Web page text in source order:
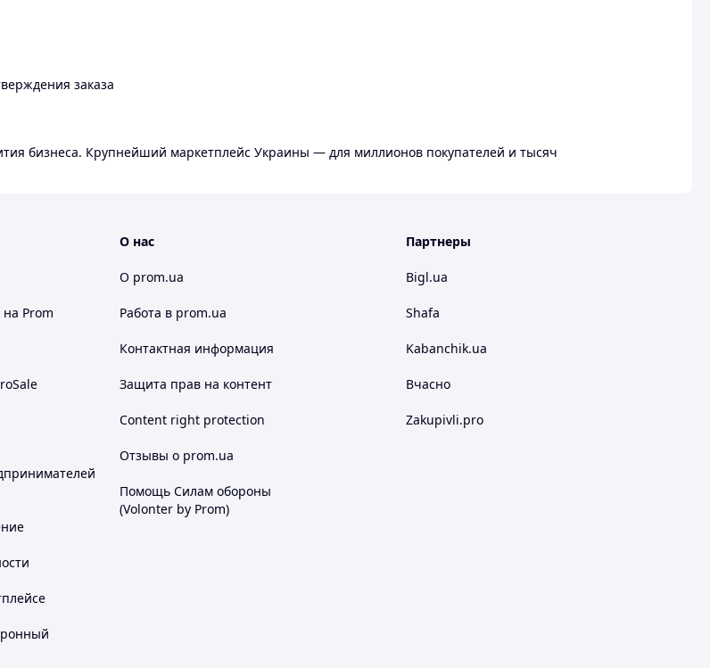
заказа
бизнеса. Крупнейший маркетплейс Украины — для миллионов покупателей и тысяч
на Prom
О нас
О prom.ua
Работа в prom.ua
Контактная информация
Защита прав на контент
Content right protection
Отзывы о prom.ua
Помощь Силам обороны
(Volonter by Prom)
Партнеры
Bigl.ua
Shafa
Kabanchik.ua
Вчасно
Zakupivli.pro